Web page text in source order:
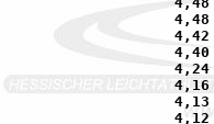
     4,48	Geppert, Teresa		85	LAZ Bruchköbel			24.05.	Reinheim
     4,42	Kling, Julia		86	TG 1837 Hanau			16.05.	Niederrodenbach
     4,40	Seck, Patricia		86	LAZ Bruchköbel			16.05.	Niederrodenbach
     4,24	Giron, Christine	85	SV 1879 Hainstadt		16.05.	Niederrodenbach
     4,16	Martenczuk, Claudia	85	LAZ Bruchköbel			16.05.	Niederrodenbach
     4,13	Leschert, Nicole	85	TG 1837 Hanau			25.04.	Bruchköbel